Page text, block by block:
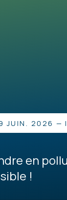
JUIN. 2026 —
en
!